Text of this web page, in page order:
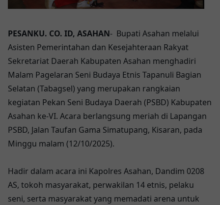
PESANKU. CO. ID, ASAHAN- Bupati Asahan melalui
Asisten Pemerintahan dan Kesejahteraan Rakyat
Sekretariat Daerah Kabupaten Asahan menghadiri
Malam Pagelaran Seni Budaya Etnis Tapanuli Bagian
Selatan (Tabagsel) yang merupakan rangkaian
kegiatan Pekan Seni Budaya Daerah (PSBD) Kabupaten
Asahan ke-VI. Acara berlangsung meriah di Lapangan
PSBD, Jalan Taufan Gama Simatupang, Kisaran, pada
Minggu malam (12/10/2025).
Hadir dalam acara ini Kapolres Asahan, Dandim 0208
AS, tokoh masyarakat, perwakilan 14 etnis, pelaku
seni, serta masyarakat yang memadati arena untuk